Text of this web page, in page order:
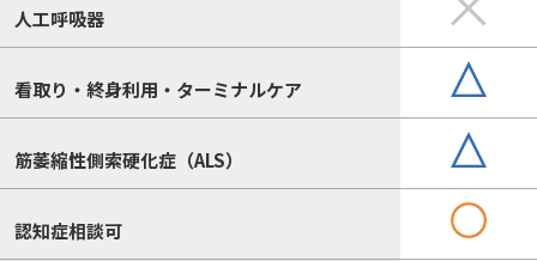
人工呼吸器
看取り・終身利用・ターミナルケア
筋萎縮性側索硬化症（ALS）
認知症相談可